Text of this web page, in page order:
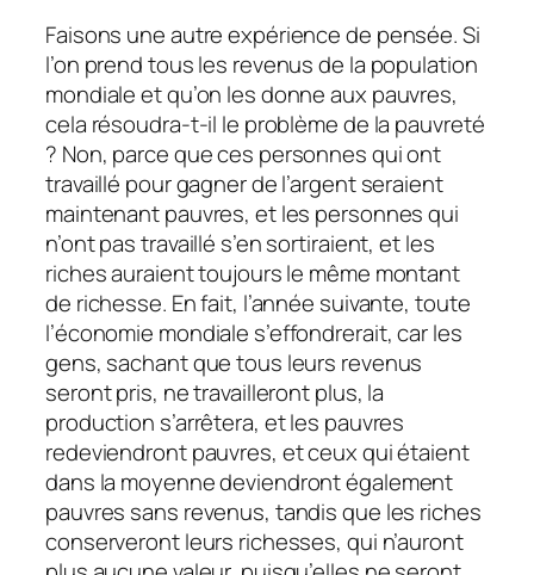
Faisons une autre expérience de pensée. Si
l’on prend tous les revenus de la population
mondiale et qu’on les donne aux pauvres,
cela résoudra-t-il le problème de la pauvreté
? Non, parce que ces personnes qui ont
travaillé pour gagner de l’argent seraient
maintenant pauvres, et les personnes qui
n’ont pas travaillé s’en sortiraient, et les
riches auraient toujours le même montant
de richesse. En fait, l’année suivante, toute
l’économie mondiale s’effondrerait, car les
gens, sachant que tous leurs revenus
seront pris, ne travailleront plus, la
production s’arrêtera, et les pauvres
redeviendront pauvres, et ceux qui étaient
dans la moyenne deviendront également
pauvres sans revenus, tandis que les riches
conserveront leurs richesses, qui n’auront